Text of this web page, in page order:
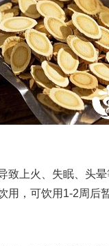
上火、失眠、头晕
用，可饮用1-2周后